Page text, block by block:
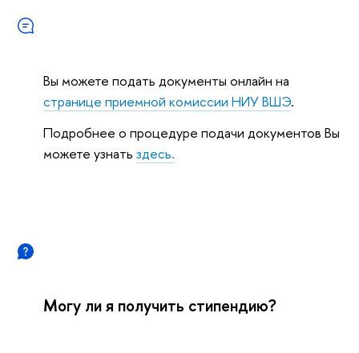
Вы можете подать документы онлайн на
странице приемной комиссии НИУ ВШЭ.
Подробнее о процедуре подачи документов Вы
можете узнать здесь.
Могу ли я получить стипендию?